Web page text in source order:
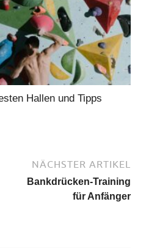
Hallen und Tipps
NÄCHSTER ARTIKEL
Bankdrücken-Training
für Anfänger